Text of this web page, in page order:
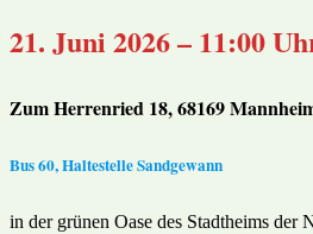
21. Juni 2026 – 11:00
Zum Herrenried 18, 68169
Bus 60, Haltestelle Sandgewann
in der grünen Oase des Stadtheims der